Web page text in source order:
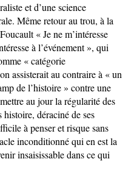
et d’une science
Même retour au trou, à la
« Je ne m’intéresse
à l’événement », qui
« catégorie
assisterait au contraire à « un
de l’histoire » contre une
au jour la régularité des
histoire, déraciné de ses
à penser et risque sans
inconditionné qui en est la
insaisissable dans ce qui